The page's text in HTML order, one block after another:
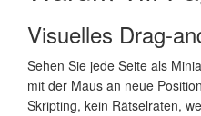
Visuelles Drag-
Sehen Sie jede Seite als
mit der Maus an neue
Skripting, kein Rätselraten,